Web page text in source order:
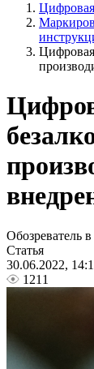
Обозреватель
Статья
30.06.2022,
1211